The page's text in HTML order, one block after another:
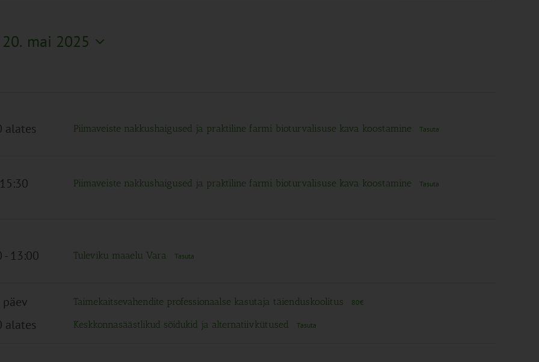
20. mai 2025
alates Piimaveiste nakkushaigused ja praktiline farmi bioturvalisuse kava koostamine Tasuta
Piimaveiste nakkushaigused ja praktiline farmi bioturvalisuse kava koostamine Tasuta
- 13:00 Tuleviku maaelu Vara Tasuta
päev Taimekaitsevahendite professionaalse kasutaja täienduskoolitus 80€
alates Keskkonnasäästlikud sõidukid ja alternatiivkütused Tasuta